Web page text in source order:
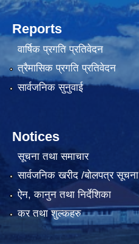
Reports
वार्षिक प्रगति प्रतिवेदन
त्रैमासिक प्रगति प्रतिवेदन
सार्वजनिक सुनुवाई
Notices
सूचना तथा समाचार
सार्वजनिक खरीद /बोलपत्र सूचना
ऐन, कानुन तथा निर्देशिका
कर तथा शुल्कहरु